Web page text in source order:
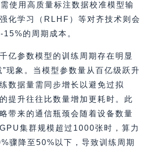
使用高质量标注数据校准模型输
化学习（RLHF）等对齐技术则会
的周期成本。
亿参数模型的训练周期存在明显
”现象。当模型参数量从百亿级跃升
数据量需同步增长以避免过拟
提升往往比数量增加更耗时。此
带来的通信瓶颈会随着设备数量
集群规模超过1000张时，算力
骤降至50%以下，导致训练周期